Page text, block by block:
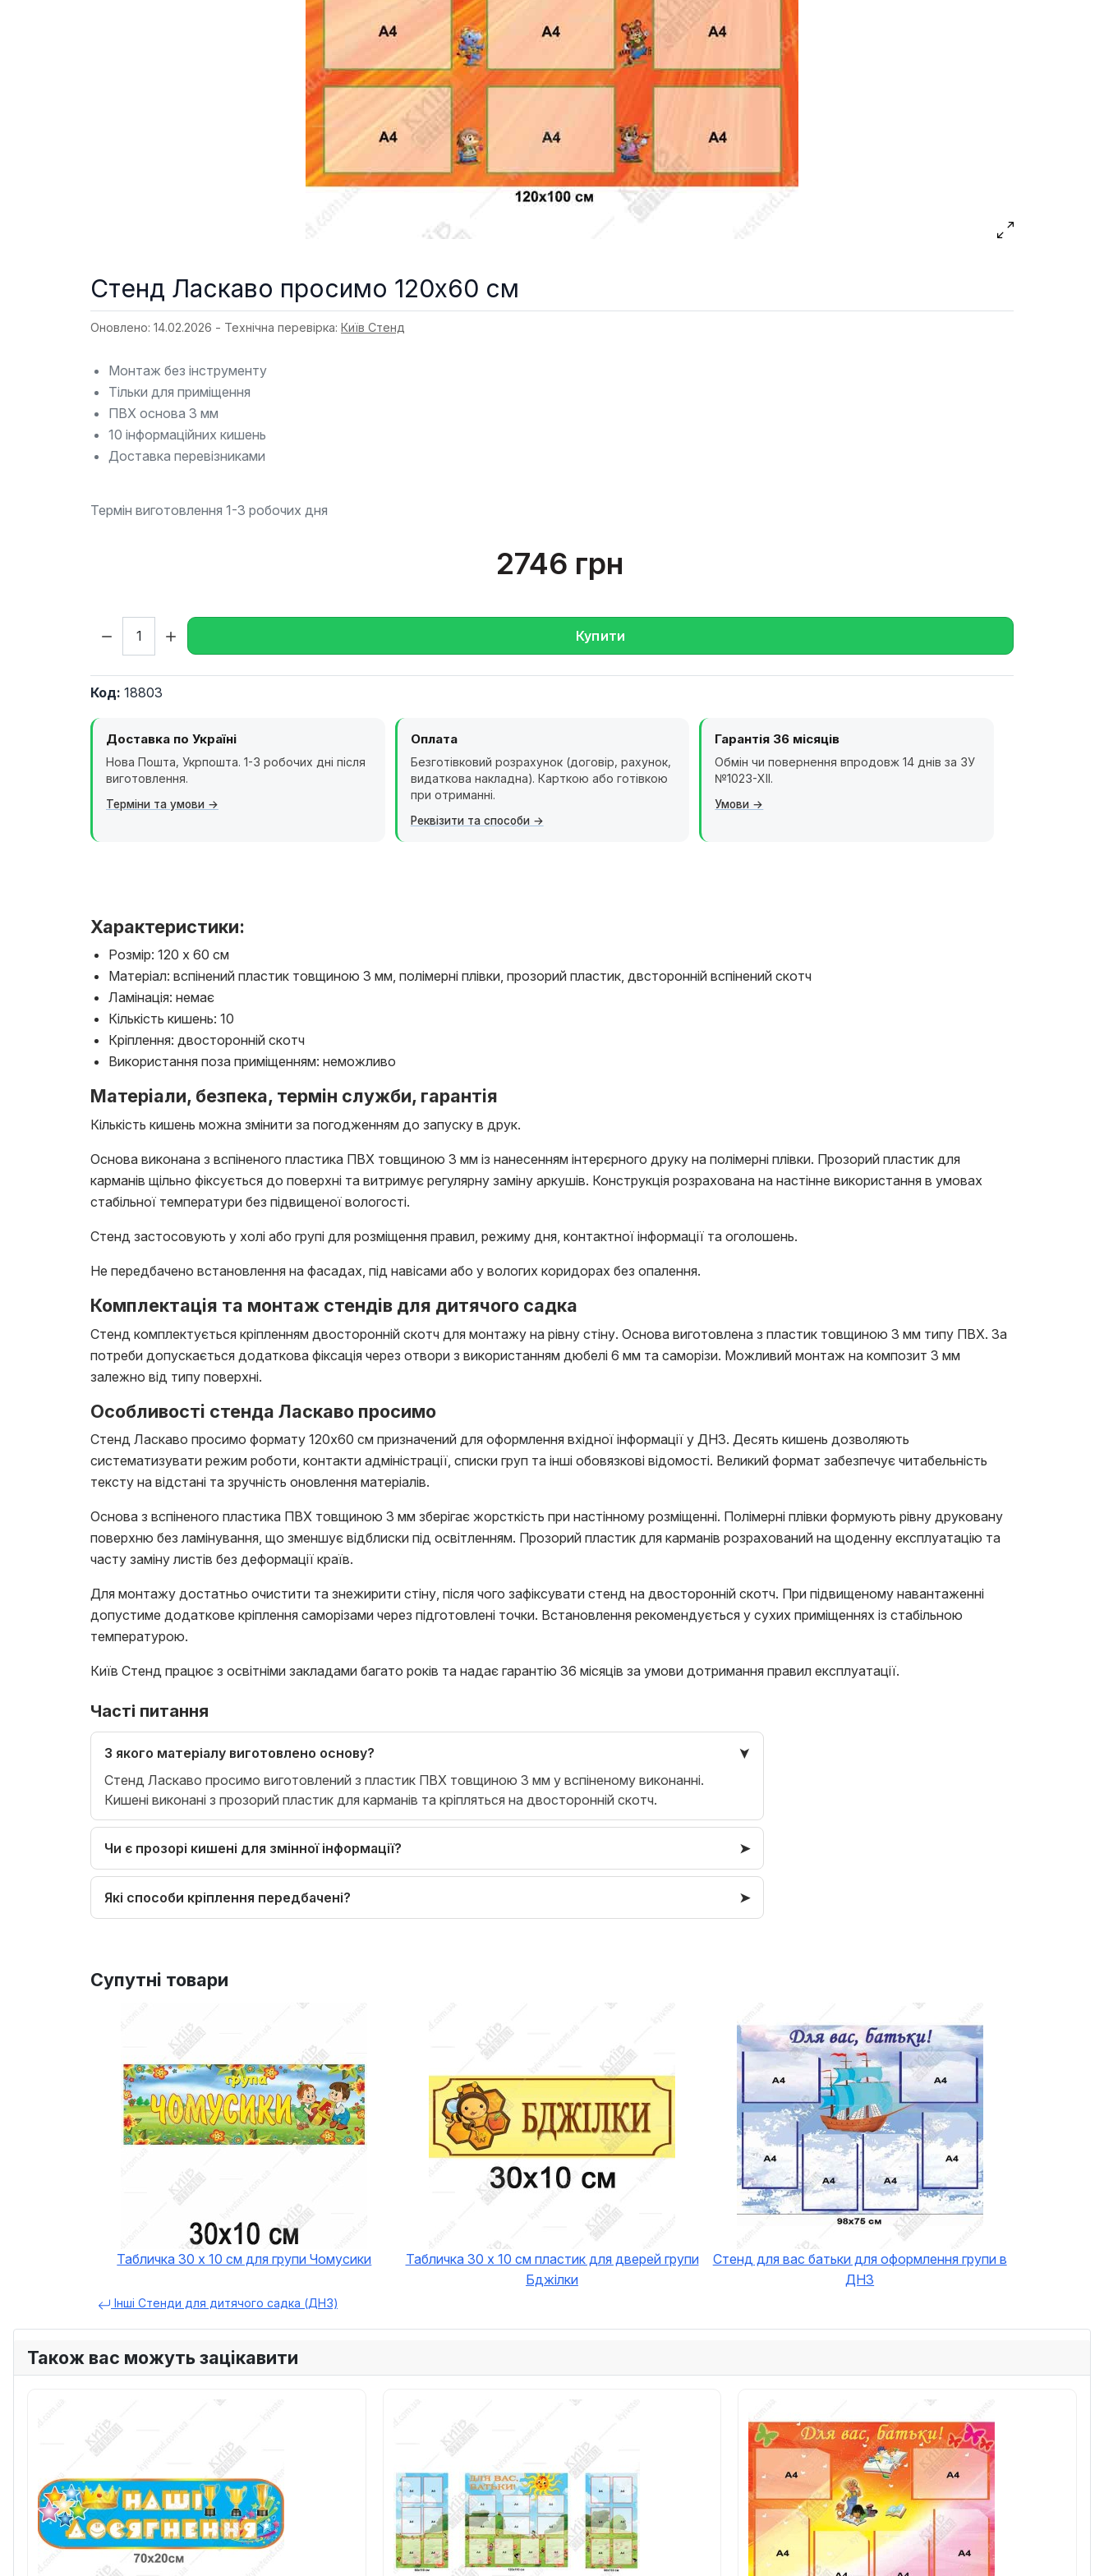
Стенд Ласкаво просимо 120х60 см
Оновлено: 14.02.2026 - Технічна перевірка: Київ Стенд
Монтаж без інструменту
Тільки для приміщення
ПВХ основа 3 мм
10 інформаційних кишень
Доставка перевізниками
Термін виготовлення 1-3 робочих дня
2746 грн
Купити
Код: 18803
Доставка по Україні
Нова Пошта, Укрпошта. 1-3 робочих дні після
виготовлення.
Терміни та умови
Оплата
Безготівковий розрахунок (договір, рахунок,
видаткова накладна). Карткою або готівкою
при отриманні.
Реквізити та способи
Гарантія 36 місяців
Обмін чи повернення впродовж 14 днів за ЗУ
№1023-XII.
Умови
Характеристики:
Розмір: 120 х 60 см
Матеріал: вспінений пластик товщиною 3 мм, полімерні плівки, прозорий пластик, двсторонній вспінений скотч
Ламінація: немає
Кількість кишень: 10
Кріплення: двосторонній скотч
Використання поза приміщенням: неможливо
Матеріали, безпека, термін служби, гарантія
Кількість кишень можна змінити за погодженням до запуску в друк.
Основа виконана з вспіненого пластика ПВХ товщиною 3 мм із нанесенням інтерєрного друку на полімерні плівки. Прозорий пластик для
карманів щільно фіксується до поверхні та витримує регулярну заміну аркушів. Конструкція розрахована на настінне використання в умовах
стабільної температури без підвищеної вологості.
Стенд застосовують у холі або групі для розміщення правил, режиму дня, контактної інформації та оголошень.
Не передбачено встановлення на фасадах, під навісами або у вологих коридорах без опалення.
Комплектація та монтаж стендів для дитячого садка
Стенд комплектується кріпленням двосторонній скотч для монтажу на рівну стіну. Основа виготовлена з пластик товщиною 3 мм типу ПВХ. За
потреби допускається додаткова фіксація через отвори з використанням дюбелі 6 мм та саморізи. Можливий монтаж на композит 3 мм
залежно від типу поверхні.
Особливості стенда Ласкаво просимо
Стенд Ласкаво просимо формату 120х60 см призначений для оформлення вхідної інформації у ДНЗ. Десять кишень дозволяють
систематизувати режим роботи, контакти адміністрації, списки груп та інші обовязкові відомості. Великий формат забезпечує читабельність
тексту на відстані та зручність оновлення матеріалів.
Основа з вспіненого пластика ПВХ товщиною 3 мм зберігає жорсткість при настінному розміщенні. Полімерні плівки формують рівну друковану
поверхню без ламінування, що зменшує відблиски під освітленням. Прозорий пластик для карманів розрахований на щоденну експлуатацію та
часту заміну листів без деформації країв.
Для монтажу достатньо очистити та знежирити стіну, після чого зафіксувати стенд на двосторонній скотч. При підвищеному навантаженні
допустиме додаткове кріплення саморізами через підготовлені точки. Встановлення рекомендується у сухих приміщеннях із стабільною
температурою.
Київ Стенд працює з освітніми закладами багато років та надає гарантію 36 місяців за умови дотримання правил експлуатації.
Часті питання
З якого матеріалу виготовлено основу?
Стенд Ласкаво просимо виготовлений з пластик ПВХ товщиною 3 мм у вспіненому виконанні.
Кишені виконані з прозорий пластик для карманів та кріпляться на двосторонній скотч.
Чи є прозорі кишені для змінної інформації?
Які способи кріплення передбачені?
Супутні товари
Табличка 30 х 10 см для групи Чомусики
Табличка 30 х 10 см пластик для дверей групи
Бджілки
Стенд для вас батьки для оформлення групи в
ДНЗ
Інші Стенди для дитячого садка (ДНЗ)
Також вас можуть зацікавити